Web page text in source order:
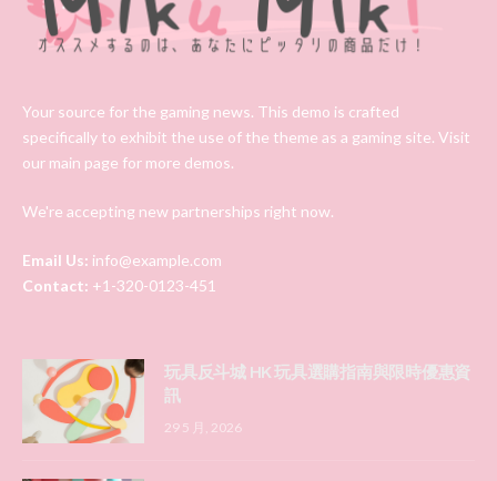
Your source for the gaming news. This demo is crafted
specifically to exhibit the use of the theme as a gaming site. Visit
our main page for more demos.
We're accepting new partnerships right now.
Email Us: info@example.com
Contact: +1-320-0123-451
玩具反斗城 HK 玩具選購指南與限時優惠資
訊
29 5 月, 2026